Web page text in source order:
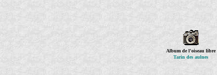
Album de l'oiseau libre
Tarin des aulnes